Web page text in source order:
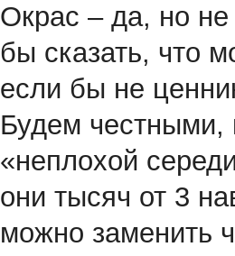
Окрас – да, но
бы сказать, что
если бы не
Будем честными,
«неплохой
они тысяч от 3
можно заменить